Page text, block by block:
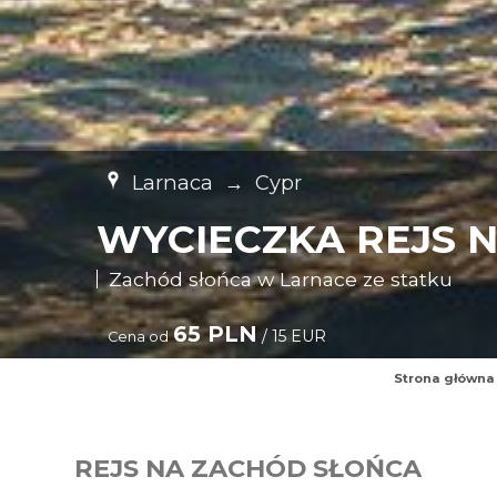
Larnaca → Cypr
WYCIECZKA REJS
Zachód słońca w Larnace ze statku
Cena od 65 PLN / 15 EUR
Strona główna
REJS NA ZACHÓD SŁOŃCA